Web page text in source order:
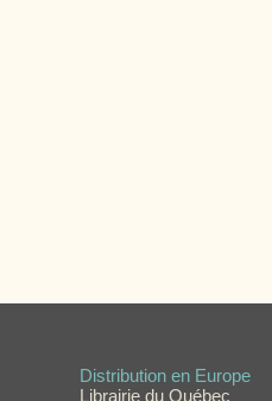
Distribution en Europe
Librairie du Québec